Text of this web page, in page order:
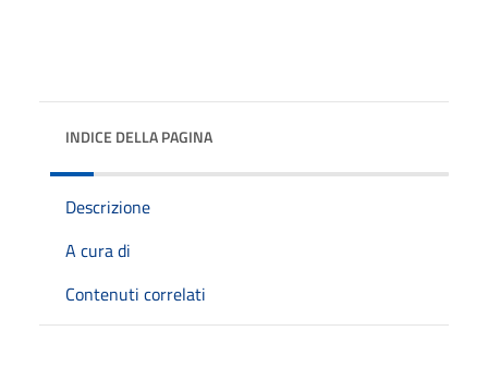
INDICE DELLA PAGINA
Descrizione
A cura di
Contenuti correlati